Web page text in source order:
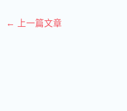
← 上一篇文章